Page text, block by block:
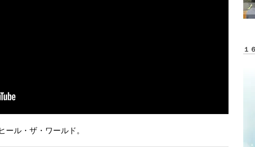
ル・ザ・ワールド。
１